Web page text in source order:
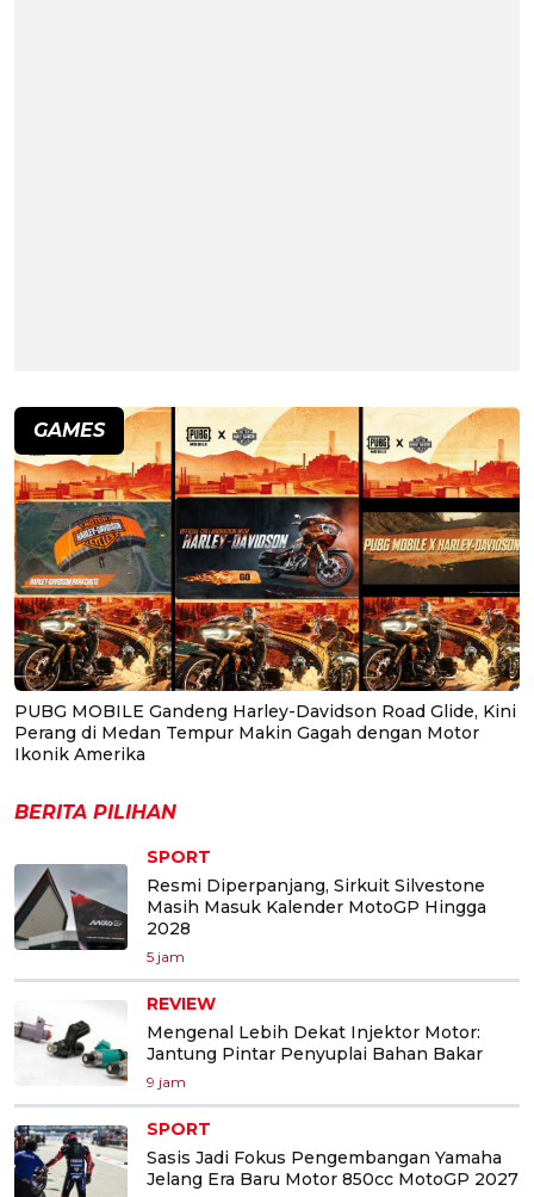
GAMES
PUBG MOBILE Gandeng Harley-Davidson Road Glide, Kini
Perang di Medan Tempur Makin Gagah dengan Motor
Ikonik Amerika
BERITA PILIHAN
SPORT
Resmi Diperpanjang, Sirkuit Silvestone
Masih Masuk Kalender MotoGP Hingga
2028
5 jam
REVIEW
Mengenal Lebih Dekat Injektor Motor:
Jantung Pintar Penyuplai Bahan Bakar
9 jam
SPORT
Sasis Jadi Fokus Pengembangan Yamaha
Jelang Era Baru Motor 850cc MotoGP 2027